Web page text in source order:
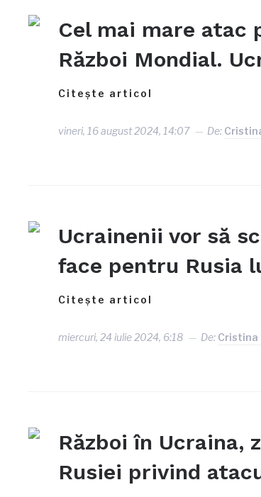
Cel mai mare atac
Război Mondial.
Citește articol
vineri, 16 august 2024, 14:07 De:
Ucrainenii vor să
face pentru Rusia
Citește articol
miercuri, 24 iulie 2024, 6:18 De: Cristina
Război în Ucraina,
Rusiei privind